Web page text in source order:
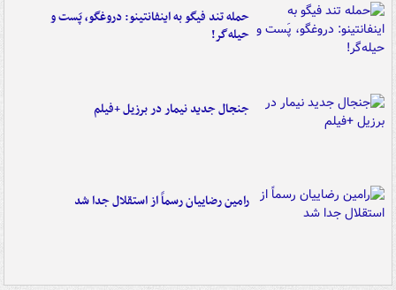
حمله تند فیگو به اینفانتینو: دروغگو، پَست‌ و
حیله‌گر!
جنجال جدید نیمار در برزیل +فیلم
رامین رضاییان رسماً از استقلال جدا شد